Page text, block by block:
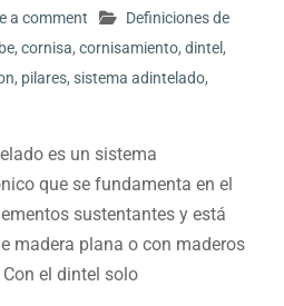
a comment
Definiciones de
, cornisa, cornisamiento, dintel ,
, pilares, sistema adintelado,
es un sistema
que se fundamenta en el
sustentantes y está
madera plana o con maderos
el dintel solo